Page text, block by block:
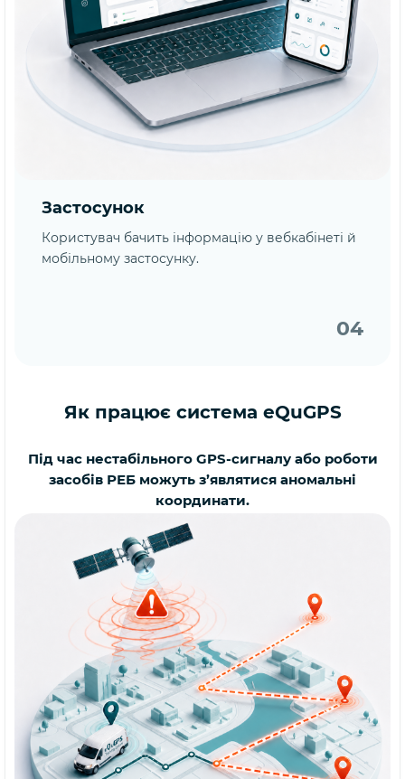
Застосунок
Користувач бачить інформацію у вебкабінеті й
мобільному застосунку.
04
Як працює система eQuGPS
Під час нестабільного GPS-сигналу або роботи
засобів РЕБ можуть з’являтися аномальні
координати.